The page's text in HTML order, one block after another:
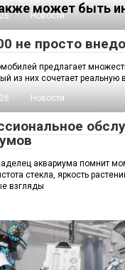
может быть
Новости
не просто
предлагает
из них сочетает реальную
Новости
аквариума помнит
стекла, яркость
взгляды